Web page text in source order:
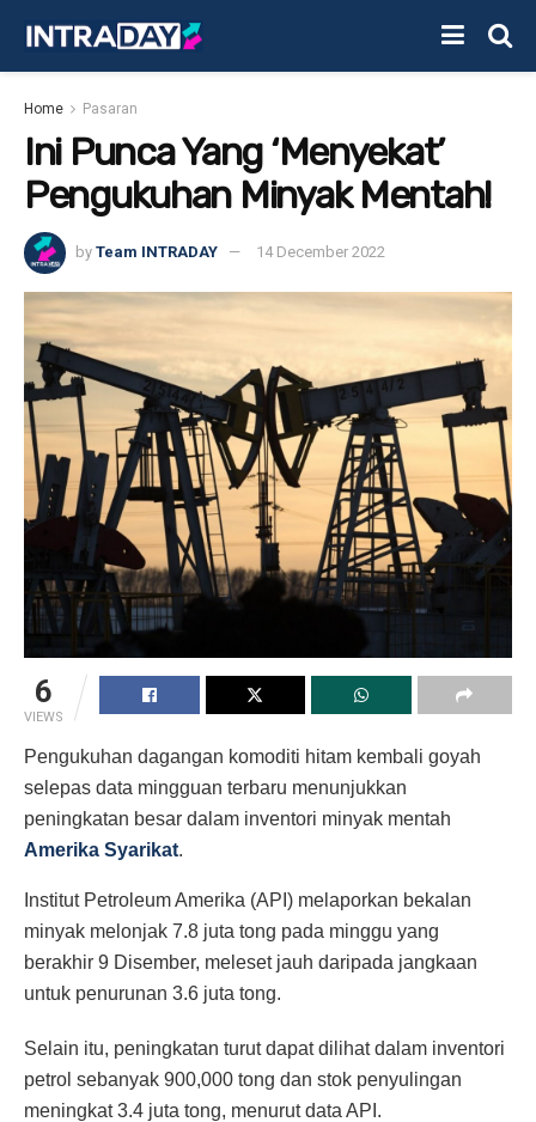
Home Pasaran
Ini Punca Yang ‘Menyekat’
Pengukuhan Minyak Mentah!
by Team INTRADAY 14 December 2022
6
VIEWS
Pengukuhan dagangan komoditi hitam kembali goyah
selepas data mingguan terbaru menunjukkan
peningkatan besar dalam inventori minyak mentah
Amerika Syarikat.
Institut Petroleum Amerika (API) melaporkan bekalan
minyak melonjak 7.8 juta tong pada minggu yang
berakhir 9 Disember, meleset jauh daripada jangkaan
untuk penurunan 3.6 juta tong.
Selain itu, peningkatan turut dapat dilihat dalam inventori
petrol sebanyak 900,000 tong dan stok penyulingan
meningkat 3.4 juta tong, menurut data API.